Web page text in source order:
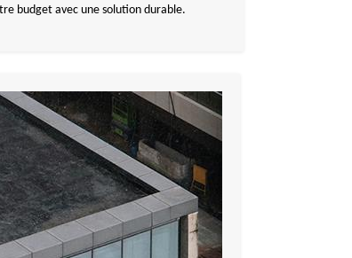
budget avec une solution durable.